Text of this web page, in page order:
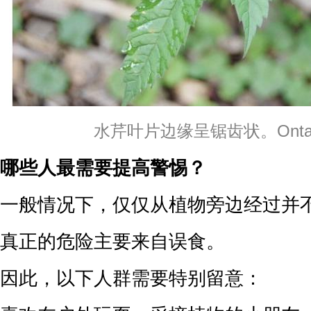
水芹叶片边缘呈锯齿状。
哪些人最需要提高警惕？
一般情况下，仅仅从植物旁边经过并
真正的危险主要来自误食。
因此，以下人群需要特别留意：